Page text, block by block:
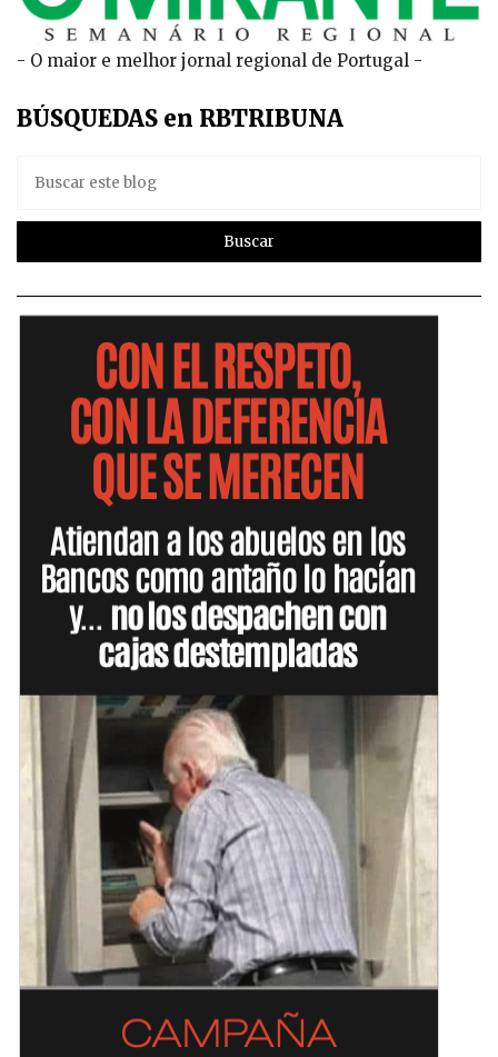
- O maior e melhor jornal regional de Portugal -
BÚSQUEDAS en RBTRIBUNA